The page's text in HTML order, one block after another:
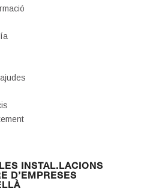
INSTAL.LACIONS
D’EMPRESES